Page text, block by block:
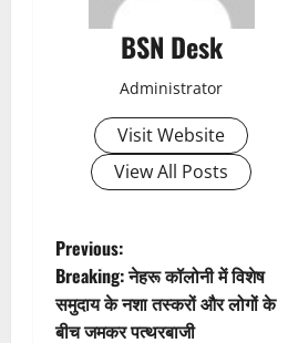
BSN Desk
Administrator
Visit Website
View All Posts
P
o
Previous:
Breaking: नेहरू कॉलोनी में विशेष
समुदाय के नशा तस्करों और लोगों के
बीच जमकर पत्थरबाजी